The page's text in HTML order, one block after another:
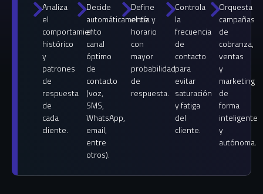
Analiza
el
comportamiento
histórico
y
patrones
de
respuesta
de
cada
cliente.
Decide
automáticamente
el
canal
óptimo
de
contacto
(voz,
SMS,
WhatsApp,
email,
entre
otros).
Define
el día y
horario
con
mayor
probabilidad
de
respuesta.
Controla
la
frecuencia
de
contacto
para
evitar
saturación
y fatiga
del
cliente.
Orquesta
campañas
de
cobranza,
ventas
y
marketing
de
forma
inteligente
y
autónoma.